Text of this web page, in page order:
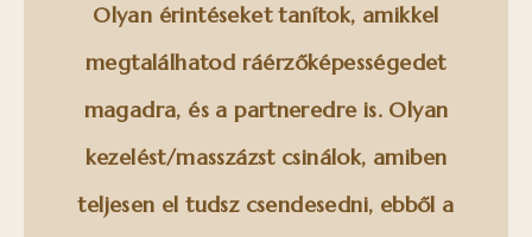
Olyan érintéseket tanítok, amikkel
megtalálhatod ráérzőképességedet
magadra, és a partneredre is. Olyan
kezelést/masszázst csinálok, amiben
teljesen el tudsz csendesedni, ebből a